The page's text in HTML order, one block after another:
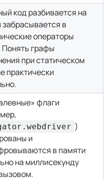
код разбивается на
забрасывается в
операторы
графы
при статическом
практически
флаги
)
и
в памяти
на миллисекунду